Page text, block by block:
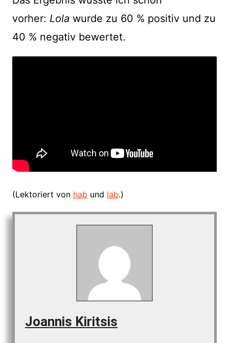
vorher: Lola wurde zu 60 % positiv und zu
40 % negativ bewertet.
(Lektoriert von hab und lab.)
Joannis Kiritsis